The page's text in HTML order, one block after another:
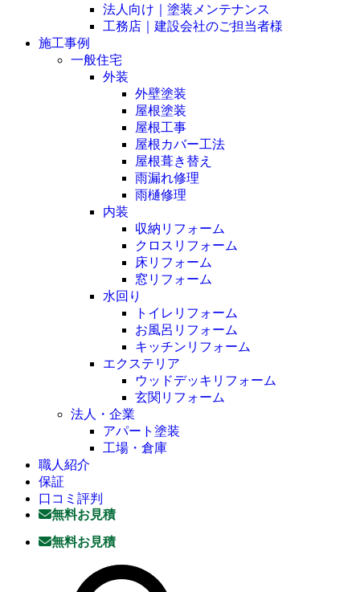
法人向け｜塗装メンテナンス
工務店｜建設会社のご担当者様
施工事例
一般住宅
外装
外壁塗装
屋根塗装
屋根工事
屋根カバー工法
屋根葺き替え
雨漏れ修理
雨樋修理
内装
収納リフォーム
クロスリフォーム
床リフォーム
窓リフォーム
水回り
トイレリフォーム
お風呂リフォーム
キッチンリフォーム
エクステリア
ウッドデッキリフォーム
玄関リフォーム
法人・企業
アパート塗装
工場・倉庫
職人紹介
保証
口コミ評判
無料お見積
無料お見積